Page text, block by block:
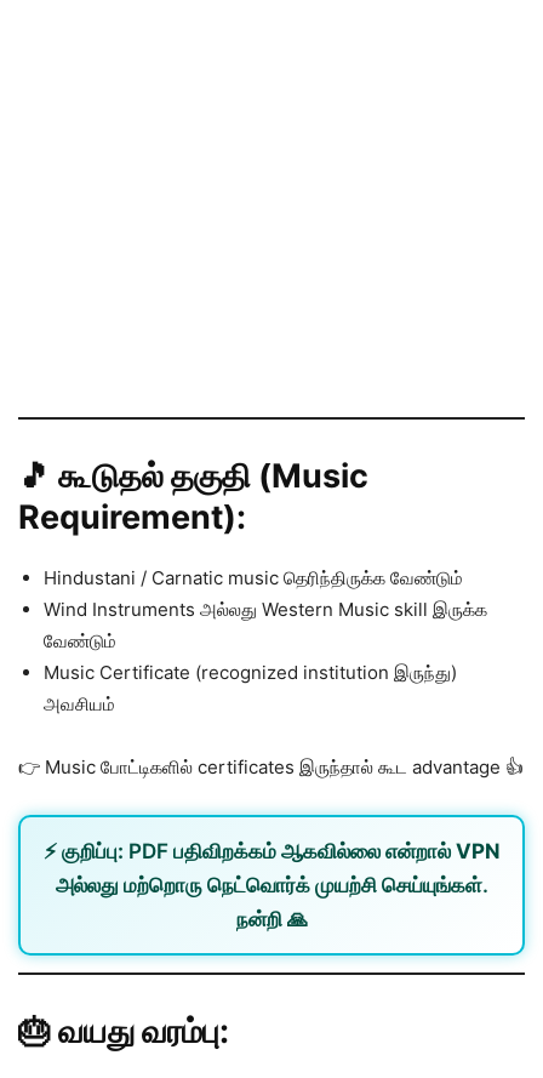
🎵 கூடுதல் தகுதி (Music
Requirement):
Hindustani / Carnatic music தெரிந்திருக்க வேண்டும்
Wind Instruments அல்லது Western Music skill இருக்க
வேண்டும்
Music Certificate (recognized institution இருந்து)
அவசியம்
👉 Music போட்டிகளில் certificates இருந்தால் கூட advantage 👍
⚡ குறிப்பு: PDF பதிவிறக்கம் ஆகவில்லை என்றால் VPN
அல்லது மற்றொரு நெட்வொர்க்முயற்சி செய்யுங்கள்.
நன்றி 🙏
🎂 வயது வரம்பு: